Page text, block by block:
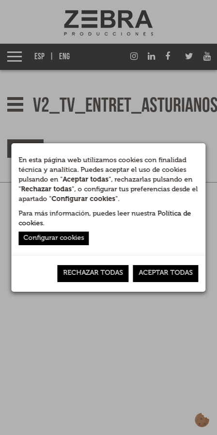
Grupo Izen
Qué hacemos
Entretenimiento TV
Documentales
Contenidos para Marcas y Empresas
Empresas asociadas
Premios
ESP ENG
Legal | Privacidad | Cookies
Canal interno de información
En esta página web utilizamos cookies con finalidad
técnica y analítica. Puedes aceptar el uso de cookies
pulsando en "Aceptar todas", rechazarlas pulsando en
"Rechazar todas", o configurar tus preferencias desde el
apartado "Configurar cookies".
Para más información, puedes leer nuestraPolítica de
cookies.
Configurar cookies
RECHAZAR TODAS ACEPTAR TODAS